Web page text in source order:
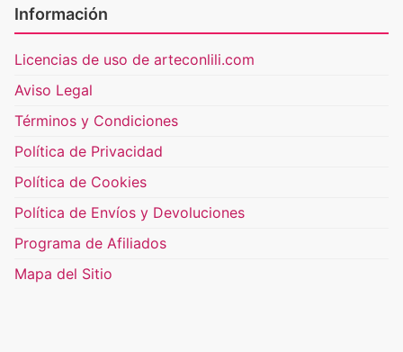
Información
Licencias de uso de arteconlili.com
Aviso Legal
Términos y Condiciones
Política de Privacidad
Política de Cookies
Política de Envíos y Devoluciones
Programa de Afiliados
Mapa del Sitio